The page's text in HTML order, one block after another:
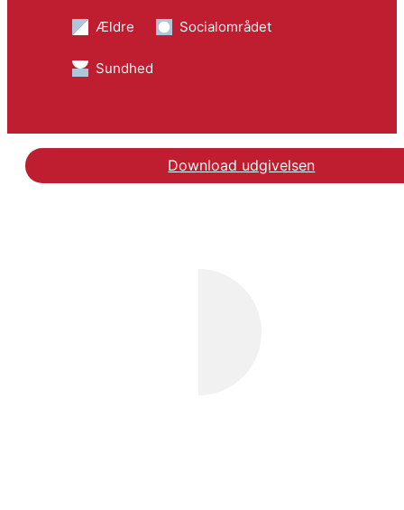
Ældre Socialområdet
Sundhed
Download udgivelsen